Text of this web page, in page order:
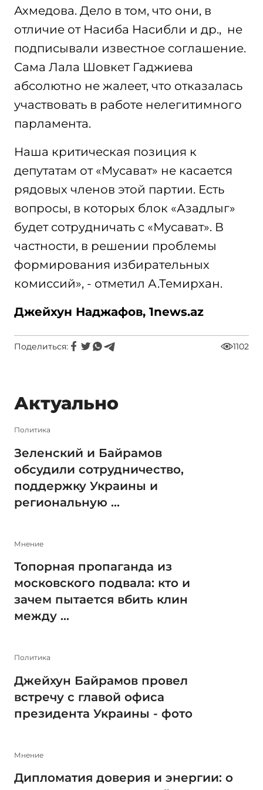
Ахмедова. Дело в том, что они, в
отличие от Насиба Насибли и др., не
подписывали известное соглашение.
Сама Лала Шовкет Гаджиева
абсолютно не жалеет, что отказалась
участвовать в работе нелегитимного
парламента.
Наша критическая позиция к
депутатам от «Мусават» не касается
рядовых членов этой партии. Есть
вопросы, в которых блок «Азадлыг»
будет сотрудничать с «Мусават». В
частности, в решении проблемы
формирования избирательных
комиссий», - отметил А.Темирхан.
Джейхун Наджафов, 1news.az
Поделиться: 1102
Актуально
Политика
Зеленский и Байрамов
обсудили сотрудничество,
поддержку Украины и
региональную ...
Мнение
Топорная пропаганда из
московского подвала: кто и
зачем пытается вбить клин
между ...
Политика
Джейхун Байрамов провел
встречу с главой офиса
президента Украины - фото
Мнение
Дипломатия доверия и энергии: о